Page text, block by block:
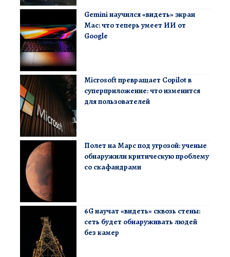
Gemini научился «видеть» экран
Mac: что теперь умеет ИИ от
Google
Microsoft превращает Copilot в
суперприложение: что изменится
для пользователей
Полет на Марс под угрозой: ученые
обнаружили критическую проблему
со скафандрами
6G научат «видеть» сквозь стены:
сеть будет обнаруживать людей
без камер